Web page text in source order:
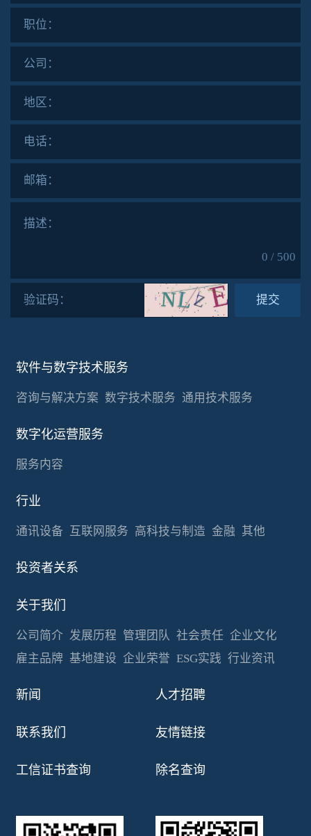
职位：
公司：
地区：
电话：
邮箱：
描述：
0 / 500
验证码： 提交
软件与数字技术服务
咨询与解决方案 数字技术服务 通用技术服务
数字化运营服务
服务内容
行业
通讯设备 互联网服务 高科技与制造 金融 其他
投资者关系
关于我们
公司简介 发展历程 管理团队 社会责任 企业文化
雇主品牌 基地建设 企业荣誉 ESG实践 行业资讯
新闻 人才招聘
联系我们 友情链接
工信证书查询 除名查询